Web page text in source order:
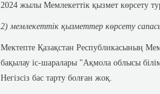
2024 жылы Мемлекеттік қызмет көрсету
2) мемлекеттік қызметтер көрсету
Мектепте Қазақстан Республикасының
бақылау іс-шаралары "Ақмола облысы
Негізсіз бас тарту болған жоқ.